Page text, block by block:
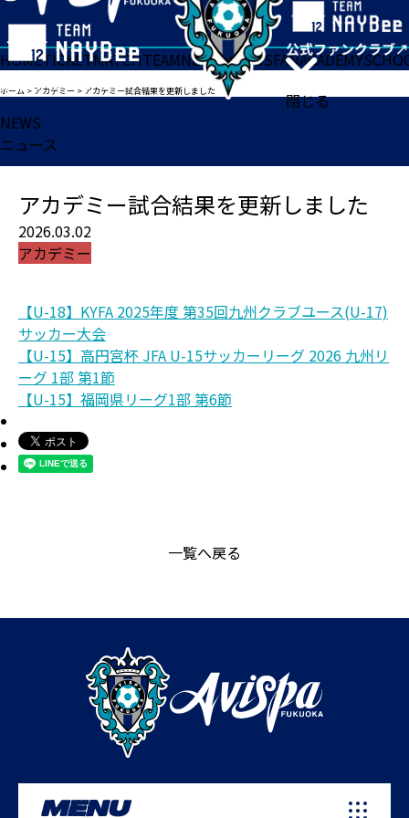
閉じる
HOMETICKETMATCHTEAMNEWSGOODSFANACADEMY
ホーム > アカデミー > アカデミー試合結果を更新しました
NEWS
ニュース
アカデミー試合結果を更新しました
2026.03.02
アカデミー
【U-18】KYFA 2025年度 第35回九州クラブユース(U-17)
サッカー大会
【U-15】高円宮杯 JFA U-15サッカーリーグ 2026 九州リ
ーグ 1部 第1節
【U-15】福岡県リーグ1部 第6節
一覧へ戻る
MENU